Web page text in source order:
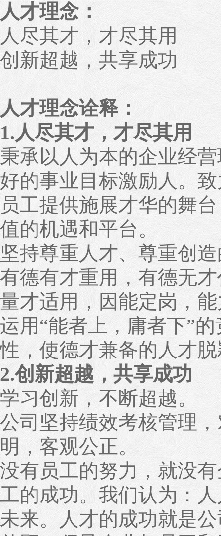
人才理念：
人尽其才，才尽其用
创新超越，共享成功
人才理念诠释：
1.人尽其才，才尽其用
秉承以人为本的企业经
好的事业目标激励人。
员工提供施展才华的舞
值的机遇和平台。
坚持尊重人才、尊重创
有德有才重用，有德无
量才适用，因能定岗，
运用“能者上，庸者下”
性，使德才兼备的人才
2.创新超越，共享成功
学习创新，不断超越。
公司坚持绩效考核管理
明，客观公正。
没有员工的努力，就没
工的成功。我们认为：
未来。人才的成功就是